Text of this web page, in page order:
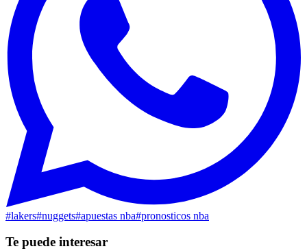
#lakers#nuggets#apuestas nba#pronosticos nba
Te puede interesar